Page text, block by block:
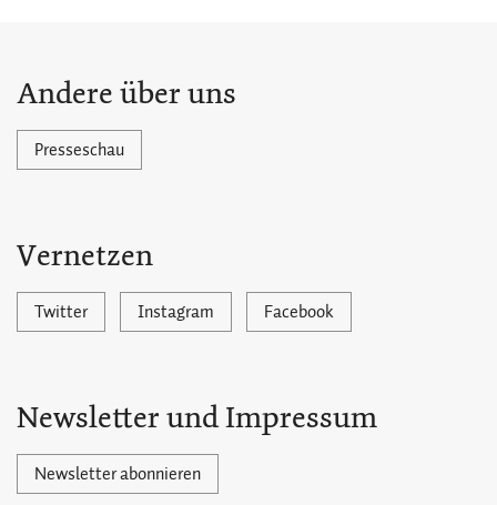
Andere über uns
Presseschau
Vernetzen
Twitter Instagram Facebook
Newsletter und Impressum
Newsletter abonnieren